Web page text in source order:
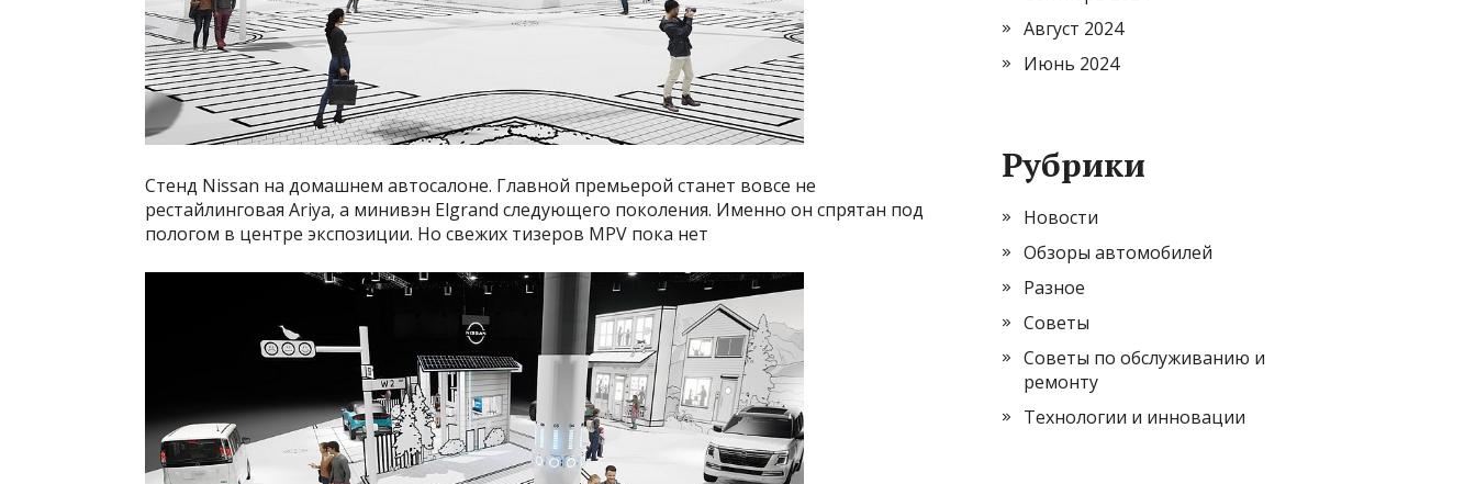
Стенд Nissan на домашнем автосалоне. Главной премьерой станет вовсе не
рестайлинговая Ariya, а минивэн Elgrand следующего поколения. Именно он спрятан под
пологом в центре экспозиции. Но свежих тизеров MPV пока нет
Август 2024
Июнь 2024
Рубрики
Новости
Обзоры автомобилей
Разное
Советы
Советы по обслуживанию и
ремонту
Технологии и инновации